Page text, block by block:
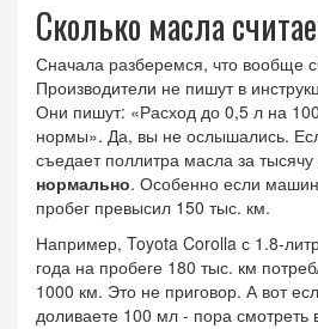
Сколько масла
Сначала разберемся, что вообще
Производители не пишут в
Они пишут: «Расход до 0,5 л на
нормы». Да, вы не ослышались.
съедает поллитра масла за
нормально. Особенно если
пробег превысил 150 тыс. км.
Например, Toyota Corolla с 1.8-
года на пробеге 180 тыс. км
1000 км. Это не приговор. А вот
доливаете 100 мл - пора смотреть